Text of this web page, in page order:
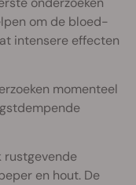
om de bloed-
intensere effecten
momenteel
rustgevende
en hout. De